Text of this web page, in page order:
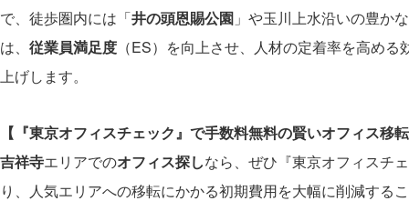
で、徒歩圏内には「井の頭恩賜公園 」や玉川上水沿いの豊か
は、 従業員満足度 （ES）を向上させ、人材の定着率を高め
上げします。
【『東京オフィスチェック』で手数料無料の賢いオフィス移
吉祥寺エリアでのオフィス探しなら、ぜひ『東京オフィスチ
り、人気エリアへの移転にかかる初期費用を大幅に削減す